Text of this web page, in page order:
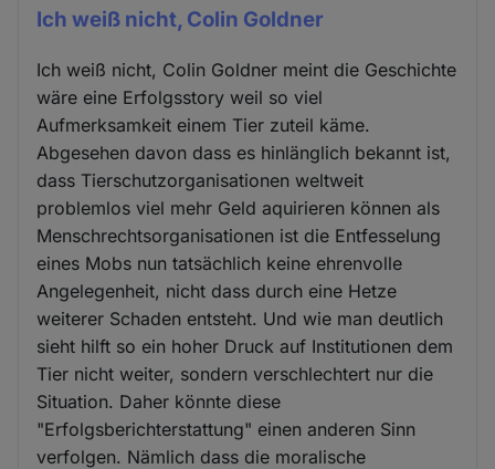
Ich weiß nicht, Colin Goldner
Ich weiß nicht, Colin Goldner meint die Geschichte
wäre eine Erfolgsstory weil so viel
Aufmerksamkeit einem Tier zuteil käme.
Abgesehen davon dass es hinlänglich bekannt ist,
dass Tierschutzorganisationen weltweit
problemlos viel mehr Geld aquirieren können als
Menschrechtsorganisationen ist die Entfesselung
eines Mobs nun tatsächlich keine ehrenvolle
Angelegenheit, nicht dass durch eine Hetze
weiterer Schaden entsteht. Und wie man deutlich
sieht hilft so ein hoher Druck auf Institutionen dem
Tier nicht weiter, sondern verschlechtert nur die
Situation. Daher könnte diese
"Erfolgsberichterstattung" einen anderen Sinn
verfolgen. Nämlich dass die moralische